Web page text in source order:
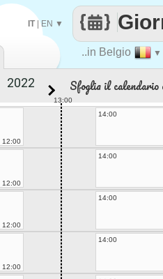
..in Belgio ▼
IT|EN ▼
Sfoglia il calendario
13:00
12:00
14:00
12:00
14:00
12:00
14:00
12:00
14:00